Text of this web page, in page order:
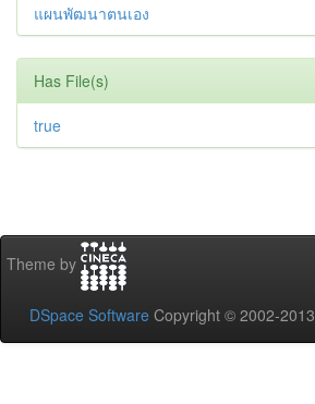
แผนพัฒนาตนเอง
Has File(s)
true
Theme by
DSpace Software Copyright © 2002-2013